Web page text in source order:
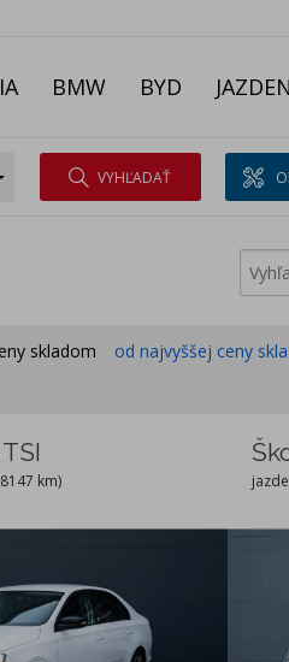
BMW BYD
VYHĽADAŤ
skladom od najvyššej ceny
km)